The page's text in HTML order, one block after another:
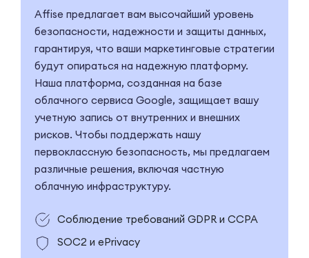
Affise предлагает вам высочайший уровень
безопасности, надежности и защиты данных,
гарантируя, что ваши маркетинговые стратегии
будут опираться на надежную платформу.
Наша платформа, созданная на базе
облачного сервиса Google, защищает вашу
учетную запись от внутренних и внешних
рисков. Чтобы поддержать нашу
первоклассную безопасность, мы предлагаем
различные решения, включая частную
облачную инфраструктуру.
Соблюдение требований GDPR и CCPA
SOC2 и ePrivacy